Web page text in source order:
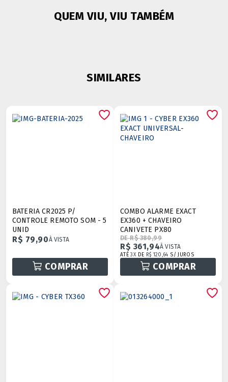
QUEM VIU, VIU TAMBÉM
SIMILARES
BATERIA CR2025 P/
CONTROLE REMOTO SOM - 5
UNID
R$ 79,90À VISTA
COMPRAR
COMBO ALARME EXACT
EX360 + CHAVEIRO
CANIVETE PX80
DE R$ 380,99
R$ 361,94À VISTA
ATÉ3XDE R$ 120,64 S/ JUROS
COMPRAR